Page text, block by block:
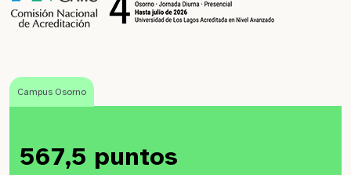
Campus Osorno
567,5 puntos